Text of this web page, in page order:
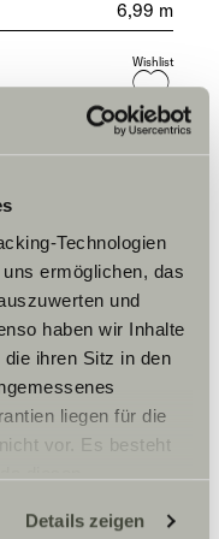
Technologien
ermöglichen, das
und
haben wir Inhalte
ihren Sitz in den
liegen für die
vor. Es besteht
Daten für
Details zeigen
6,99 m
Wishlist